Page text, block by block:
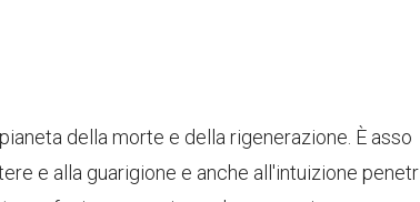
della morte e della rigenerazione. È asso
e alla guarigione e anche all'intuizione penetr